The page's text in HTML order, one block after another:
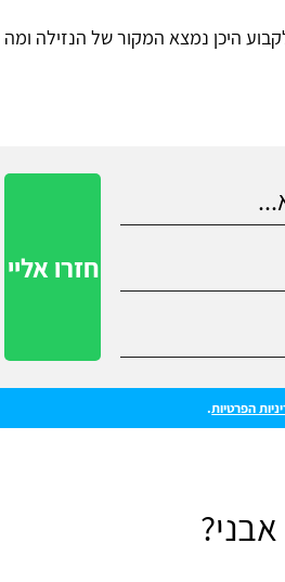
היכן נמצא המקור של הנזילה ומה
הפרטיות.